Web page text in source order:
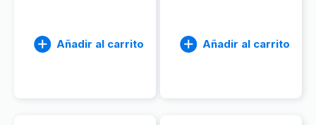
Añadir al carrito Añadir al carrito